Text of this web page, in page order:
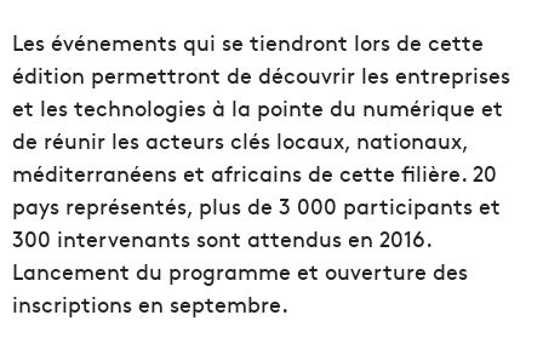
Les événements qui se tiendront lors de cette
édition permettront de découvrir les entreprises
et les technologies à la pointe du numérique et
de réunir les acteurs clés locaux, nationaux,
méditerranéens et africains de cette filière. 20
pays représentés, plus de 3 000 participants et
300 intervenants sont attendus en 2016.
Lancement du programme et ouverture des
inscriptions en septembre.